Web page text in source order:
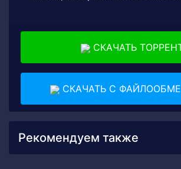
СКАЧАТЬ
СКАЧАТЬ С
Рекомендуем также